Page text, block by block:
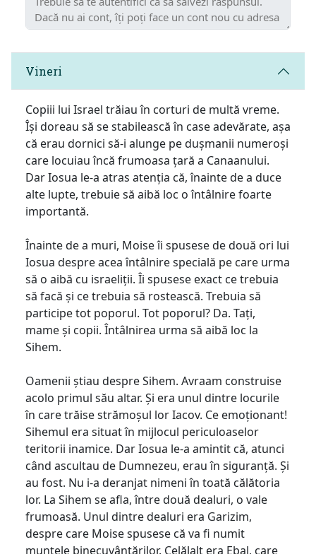
Vineri
Copiii lui Israel trăiau în corturi de multă vreme.
Își doreau să se stabilească în case adevărate, așa
că erau dornici să-i alunge pe dușmanii numeroși
care locuiau încă frumoasa țară a Canaanului.
Dar Iosua le-a atras atenția că, înainte de a duce
alte lupte, trebuie să aibă loc o întâlnire foarte
importantă.
Înainte de a muri, Moise îi spusese de două ori lui
Iosua despre acea întâlnire specială pe care urma
să o aibă cu israeliții. Îi spusese exact ce trebuia
să facă și ce trebuia să rostească. Trebuia să
participe tot poporul. Tot poporul? Da. Tați,
mame și copii. Întâlnirea urma să aibă loc la
Sihem.
Oamenii știau despre Sihem. Avraam construise
acolo primul său altar. Și era unul dintre locurile
în care trăise strămoșul lor Iacov. Ce emoționant!
Sihemul era situat în mijlocul periculoaselor
teritorii inamice. Dar Iosua le-a amintit că, atunci
când ascultau de Dumnezeu, erau în siguranță. Și
au fost. Nu i-a deranjat nimeni în toată călătoria
lor. La Sihem se afla, între două dealuri, o vale
frumoasă. Unul dintre dealuri era Garizim,
despre care Moise spusese că va fi numit
muntele binecuvântărilor. Celălalt era Ebal, care